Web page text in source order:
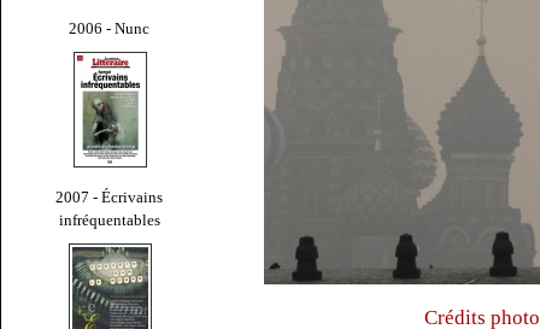
2006 - Nunc
2007 - Écrivains
infréquentables
Crédits